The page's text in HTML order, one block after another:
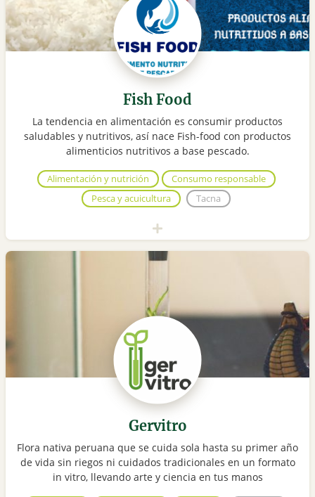
Fish Food
La tendencia en alimentación es consumir productos
saludables y nutritivos, así nace Fish-food con productos
alimenticios nutritivos a base pescado.
Alimentación y nutrición
Consumo responsable
Pesca y acuicultura
Tacna
Gervitro
Flora nativa peruana que se cuida sola hasta su primer año
de vida sin riegos ni cuidados tradicionales en un formato
in vitro, llevando arte y ciencia en tus manos